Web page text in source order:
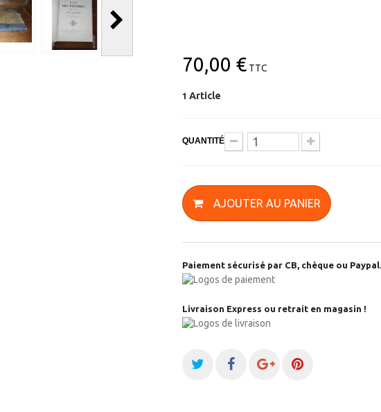
70,00 € TTC
1 Article
QUANTITÉ
AJOUTER AU PANIER
Paiement sécurisé par CB, chèque ou Paypal.
Livraison Express ou retrait en magasin !